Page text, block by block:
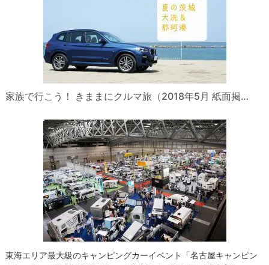
家族で行こう！ きままにクルマ旅（2018年5月 紙面掲…
東海エリア最大級のキャンピングカーイベント「名古屋キャンピン